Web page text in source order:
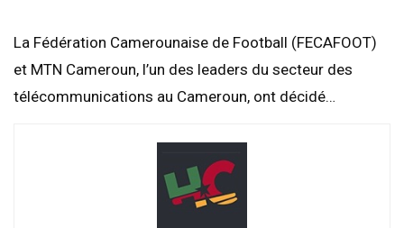
La Fédération Camerounaise de Football (FECAFOOT)
et MTN Cameroun, l’un des leaders du secteur des
télécommunications au Cameroun, ont décidé…